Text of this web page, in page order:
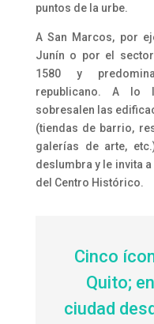
puntos de la urbe.
A San Marcos, por
Junín o por el
1580 y
republicano. A lo
sobresalen las
(tiendas de barrio,
galerías de arte,
deslumbra y le invita
del Centro Histórico.
Cinco
Quito;
ciudad